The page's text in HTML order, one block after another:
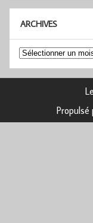
ARCHIVES
Archives
Propulsé